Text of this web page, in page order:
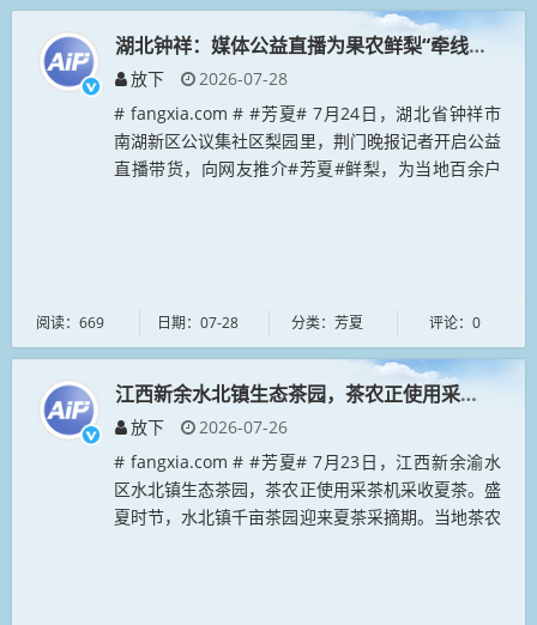
湖北钟祥：媒体公益直播为果农鲜梨“牵线搭桥”
放下
2026-07-28
# fangxia.com # #芳夏# 7月24日，湖北省钟祥市
南湖新区公议集社区梨园里，荆门晚报记者开启公益
直播带货，向网友推介#芳夏#鲜梨，为当地百余户
阅读：669 日期：07-28 分类：芳夏 评论：0
江西新余水北镇生态茶园，茶农正使用采茶机采
放下
2026-07-26
# fangxia.com # #芳夏# 7月23日，江西新余渝水
区水北镇生态茶园，茶农正使用采茶机采收夏茶。盛
夏时节，水北镇千亩茶园迎来夏茶采摘期。当地茶农